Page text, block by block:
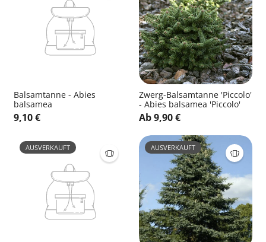
Balsamtanne - Abies
balsamea
9,10 €
Zwerg-Balsamtanne 'Piccolo'
- Abies balsamea 'Piccolo'
Ab 9,90 €
AUSVERKAUFT AUSVERKAUFT